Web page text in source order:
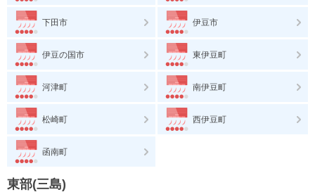
下田市 伊豆市
伊豆の国市 東伊豆町
河津町 南伊豆町
松崎町 西伊豆町
函南町
東部(三島)